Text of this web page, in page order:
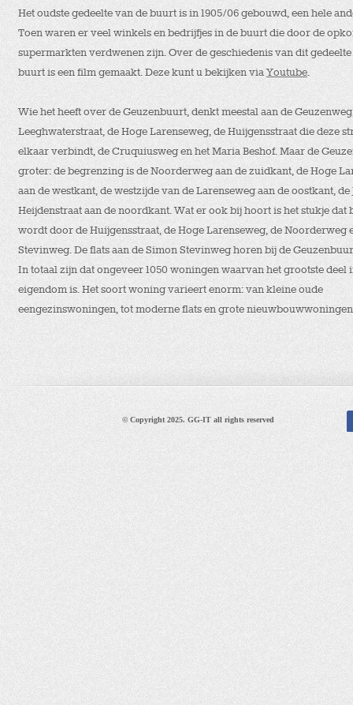
Het oudste gedeelte van de buurt is in 1905/06 gebouwd, een hele
Toen waren er veel winkels en bedrijfjes in de buurt die door de
supermarkten verdwenen zijn. Over de geschiedenis van dit gedeelte
buurt is een film gemaakt. Deze kunt u bekijken via Youtube.
Wie het heeft over de Geuzenbuurt, denkt meestal aan de
Leeghwaterstraat, de Hoge Larenseweg, de Huijgensstraat die deze
elkaar verbindt, de Cruquiusweg en het Maria Beshof. Maar de
groter: de begrenzing is de Noorderweg aan de zuidkant, de Hoge
aan de westkant, de westzijde van de Larenseweg aan de oostkant, de
Heijdenstraat aan de noordkant. Wat er ook bij hoort is het stukje dat
wordt door de Huijgensstraat, de Hoge Larenseweg, de Noorderweg
Stevinweg. De flats aan de Simon Stevinweg horen bij de
In totaal zijn dat ongeveer 1050 woningen waarvan het grootste
eigendom is. Het soort woning varieert enorm: van kleine oude
eengezinswoningen, tot moderne flats en grote
© Copyright 2025. GG-IT all rights reserved